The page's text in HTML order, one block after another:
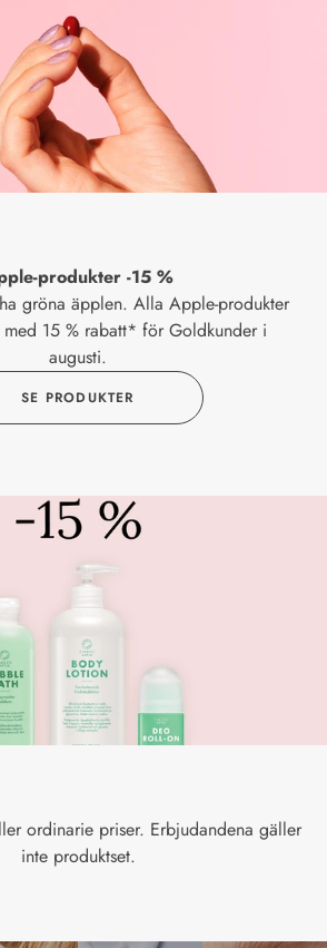
produkter -15 %
gröna äpplen. Alla Apple-produkter
med 15 % rabatt* för Goldkunder i
augusti.
SE PRODUKTER
ordinarie priser. Erbjudandena gäller
inte produktset.